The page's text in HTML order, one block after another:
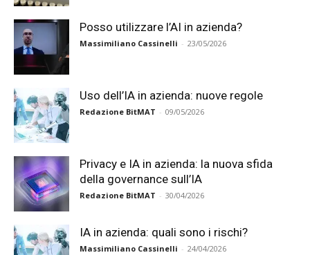
Posso utilizzare l’AI in azienda?
Massimiliano Cassinelli - 23/05/2026
Uso dell’IA in azienda: nuove regole
Redazione BitMAT - 09/05/2026
Privacy e IA in azienda: la nuova sfida
della governance sull’IA
Redazione BitMAT - 30/04/2026
IA in azienda: quali sono i rischi?
Massimiliano Cassinelli - 24/04/2026